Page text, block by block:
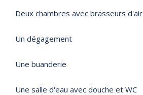
Deux chambres avec brasseurs d'air
Un dégagement
Une buanderie
Une salle d'eau avec douche et WC